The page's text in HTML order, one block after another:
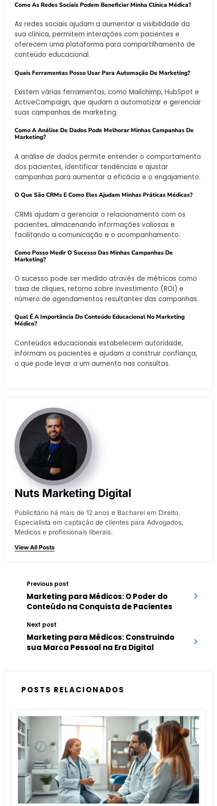
Como As Redes Sociais Podem Beneficiar Minha Clínica Médica?
As redes sociais ajudam a aumentar a visibilidade da
sua clínica, permitem interações com pacientes e
oferecem uma plataforma para compartilhamento de
conteúdo educacional.
Quais Ferramentas Posso Usar Para Automação De Marketing?
Existem várias ferramentas, como Mailchimp, HubSpot e
ActiveCampaign, que ajudam a automatizar e gerenciar
suas campanhas de marketing.
Como A Análise De Dados Pode Melhorar Minhas Campanhas De
Marketing?
A análise de dados permite entender o comportamento
dos pacientes, identificar tendências e ajustar
campanhas para aumentar a eficácia e o engajamento.
O Que São CRMs E Como Eles Ajudam Minhas Práticas Médicas?
CRMs ajudam a gerenciar o relacionamento com os
pacientes, almacenando informações valiosas e
facilitando a comunicação e o acompanhamento.
Como Posso Medir O Sucesso Das Minhas Campanhas De
Marketing?
O sucesso pode ser medido através de métricas como
taxa de cliques, retorno sobre investimento (ROI) e
número de agendamentos resultantes das campanhas.
Qual É A Importância Do Conteúdo Educacional No Marketing
Médico?
Conteúdos educacionais estabelecem autoridade,
informam os pacientes e ajudam a construir confiança,
o que pode levar a um aumento nas consultas.
Nuts Marketing Digital
Publicitário há mais de 12 anos e Bacharel em Direito.
Especialista em captação de clientes para Advogados,
Médicos e profissionais liberais.
View All Posts
Previous post
Marketing para Médicos: O Poder do
Conteúdo na Conquista de Pacientes
Next post
Marketing para Médicos: Construindo
sua Marca Pessoal na Era Digital
POSTS RELACIONADOS